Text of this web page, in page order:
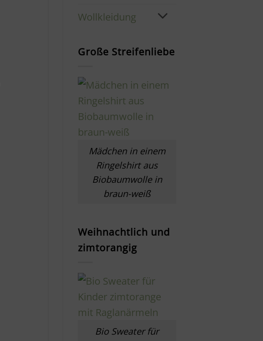
Wollkleidung
Große Streifenliebe
Mädchen in einem
Ringelshirt aus
Biobaumwolle in
braun-weiß
Weihnachtlich und
zimtorangig
Bio Sweater für